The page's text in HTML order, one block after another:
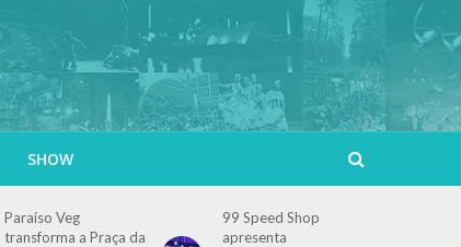
SHOW
Paraíso Veg
transforma a Praça da
99 Speed Shop
apresenta